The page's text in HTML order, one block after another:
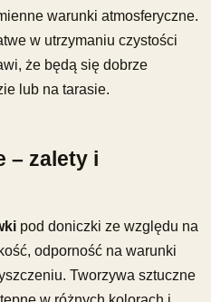
warunki atmosferyczne.
w utrzymaniu czystości
że będą się dobrze
lub na tarasie.
– zalety i
pod doniczki ze względu na
odporność na warunki
Tworzywa sztuczne